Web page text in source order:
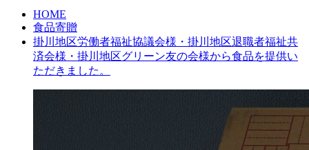
HOME
食品寄贈
掛川地区労働者福祉協議会様・掛川地区退職者福祉共
済会様・掛川地区グリーン友の会様から食品を提供い
ただきました。